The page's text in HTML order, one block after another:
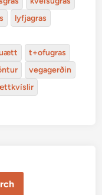
lyfjagras
t+ofugras
vegagerðin